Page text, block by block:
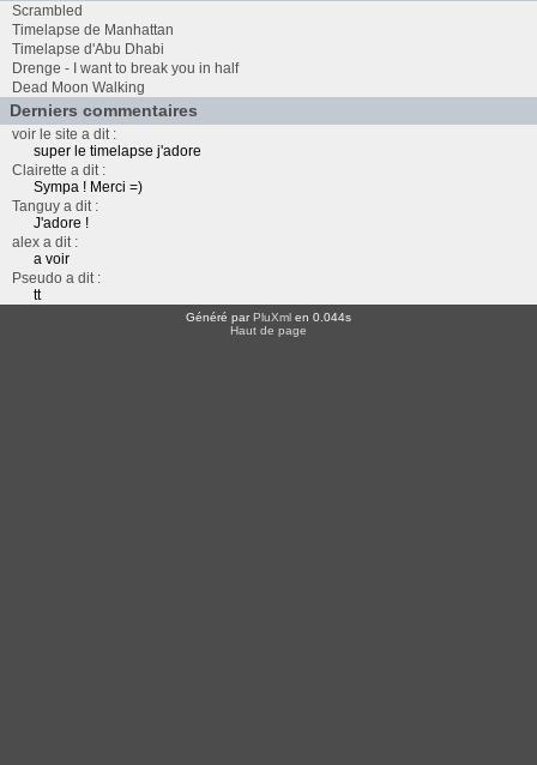
Scrambled
Timelapse de Manhattan
Timelapse d'Abu Dhabi
Drenge - I want to break you in half
Dead Moon Walking
Derniers commentaires
voir le site a dit :
super le timelapse j'adore
Clairette a dit :
Sympa ! Merci =)
Tanguy a dit :
J'adore !
alex a dit :
a voir
Pseudo a dit :
tt
Généré parPluXml en 0.044s
Haut de page